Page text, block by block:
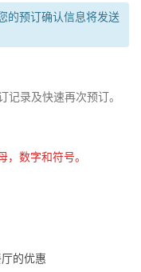
的预订确认信息将发送
记录及快速再次预订。
数字和符号。
的优惠